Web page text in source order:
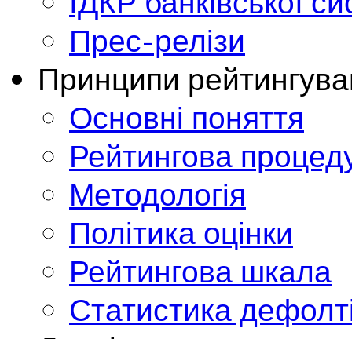
Прес-релізи
Принципи
Основні поняття
Рейтингова
Методологія
Політика оцінки
Рейтингова шкала
Статистика